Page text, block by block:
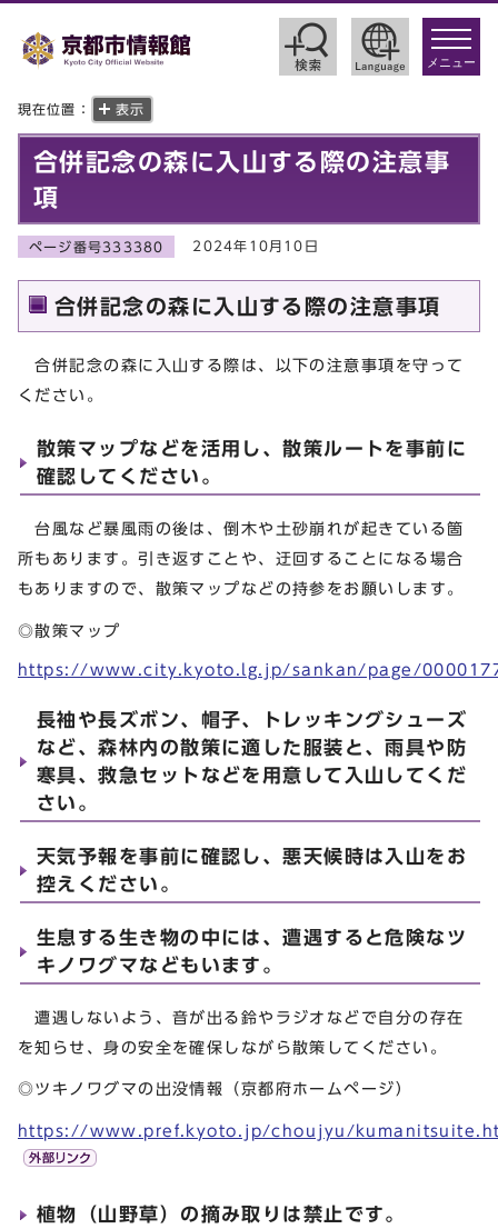
toggle
メニュー
現在位置： 表示
合併記念の森に入山する際の注意事
項
ページ番号333380 2024年10月10日
合併記念の森に入山する際の注意事項
合併記念の森に入山する際は、以下の注意事項を守って
ください。
散策マップなどを活用し、散策ルートを事前に
確認してください。
台風など暴風雨の後は、倒木や土砂崩れが起きている箇
所もあります。引き返すことや、迂回することになる場合
もありますので、散策マップなどの持参をお願いします。
◎散策マップ
https://www.city.kyoto.lg.jp/sankan/page/
長袖や長ズボン、帽子、トレッキングシューズ
など、森林内の散策に適した服装と、雨具や防
寒具、救急セットなどを用意して入山してくだ
さい。
天気予報を事前に確認し、悪天候時は入山をお
控えください。
生息する生き物の中には、遭遇すると危険なツ
キノワグマなどもいます。
遭遇しないよう、音が出る鈴やラジオなどで自分の存在
を知らせ、身の安全を確保しながら散策してください。
◎ツキノワグマの出没情報（京都府ホームページ）
https://www.pref.kyoto.jp/choujyu/
植物（山野草）の摘み取りは禁止です。